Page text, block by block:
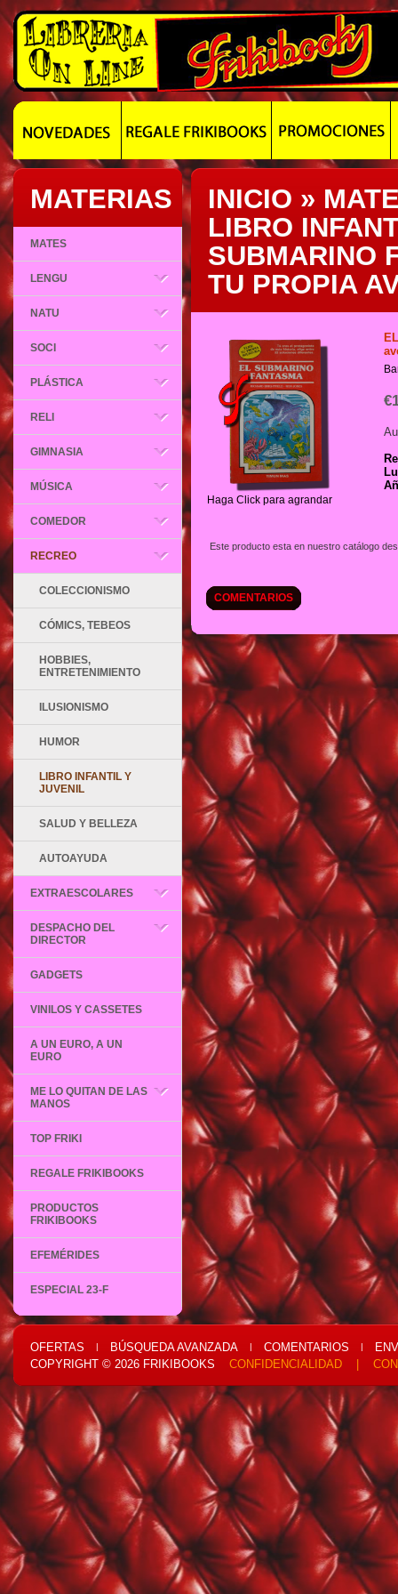
MATERIAS
MATES
LENGU
NATU
SOCI
PLÁSTICA
RELI
GIMNASIA
MÚSICA
COMEDOR
RECREO
COLECCIONISMO
CÓMICS, TEBEOS
HOBBIES,
ENTRETENIMIENTO
ILUSIONISMO
HUMOR
LIBRO INFANTIL Y
JUVENIL
SALUD Y BELLEZA
AUTOAYUDA
EXTRAESCOLARES
DESPACHO DEL
DIRECTOR
GADGETS
VINILOS Y CASSETES
A UN EURO, A UN
EURO
ME LO QUITAN DE LAS
MANOS
TOP FRIKI
REGALE FRIKIBOOKS
PRODUCTOS
FRIKIBOOKS
EFEMÉRIDES
ESPECIAL 23-F
INICIO »
LIBRO
SUBMARINO
TU PROPIA
Haga Click para agrandar
Este producto esta en nuestro catálogo
COMENTARIOS
OFERTAS | BÚSQUEDA AVANZADA | COMENTARIOS |
COPYRIGHT © 2026 FRIKIBOOKS CONFIDENCIALIDAD